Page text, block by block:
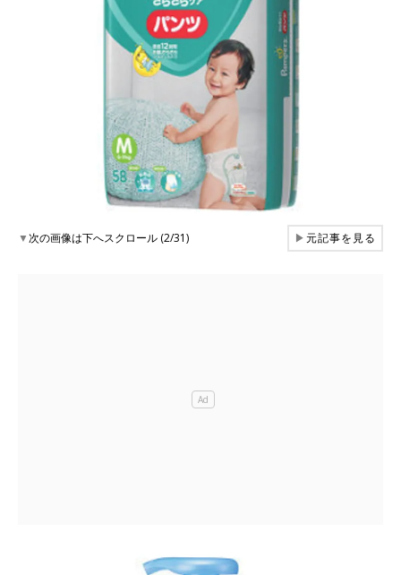
▼次の画像は下へスクロール (2/31) ▶元記事を見る